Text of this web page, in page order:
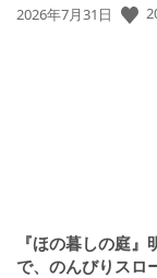
公
2026年7月31日
『ほの暮しの庭
で、のんびりスロ